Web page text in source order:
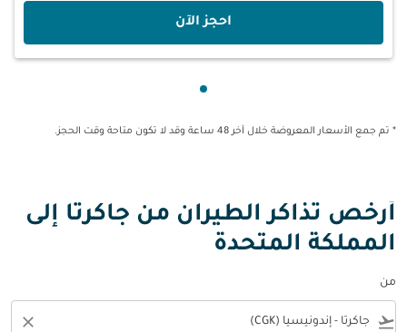
‫احجز الآن‬
* تم جمع الأسعار المعروضة خلال آخر 48 ساعة وقد لا تكون متاحة وقت الحجز.
أرخص تذاكر الطيران من جاكرتا إلى
المملكة المتحدة
من
flight_takeoff
close